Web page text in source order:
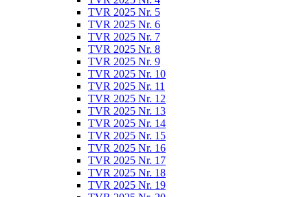
TVR 2025 Nr. 5
TVR 2025 Nr. 6
TVR 2025 Nr. 7
TVR 2025 Nr. 8
TVR 2025 Nr. 9
TVR 2025 Nr. 10
TVR 2025 Nr. 11
TVR 2025 Nr. 12
TVR 2025 Nr. 13
TVR 2025 Nr. 14
TVR 2025 Nr. 15
TVR 2025 Nr. 16
TVR 2025 Nr. 17
TVR 2025 Nr. 18
TVR 2025 Nr. 19